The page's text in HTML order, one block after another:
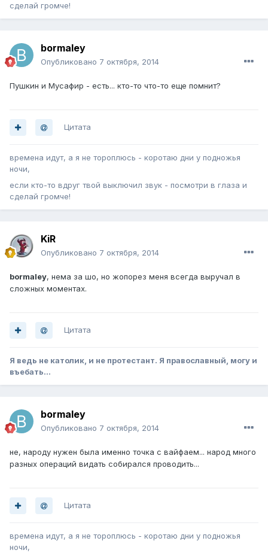
сделай громче!
bormaley
Опубликовано 7 октября, 2014
Пушкин и Мусафир - есть... кто-то что-то еще помнит?
Цитата
времена идут, а я не тороплюсь - коротаю дни у подножья
ночи,
если кто-то вдруг твой выключил звук - посмотри в глаза и
сделай громче!
KiR
Опубликовано 7 октября, 2014
bormaley, нема за шо, но жопорез меня всегда выручал в
сложных моментах.
Цитата
Я ведь не католик, и не протестант. Я православный, могу и
въебать...
bormaley
Опубликовано 7 октября, 2014
не, народу нужен была именно точка с вайфаем... народ много
разных операций видать собирался проводить...
Цитата
времена идут, а я не тороплюсь - коротаю дни у подножья
ночи,